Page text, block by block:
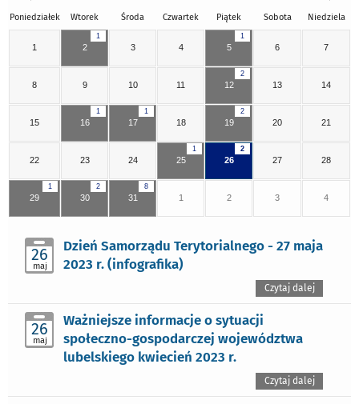
Poniedziałek Wtorek Środa Czwartek Piątek Sobota Niedziela
1
1
2 3 4
1
5 6 7
8 9 10 11
2
12 13 14
15
1
16
1
17 18
2
19 20 21
22 23 24
1
25
2
26 27 28
1
29
2
30
8
31 1 2 3 4
26
maj
Dzień Samorządu Terytorialnego - 27 maja
2023 r. (infografika)
Czytaj dalej
26
maj
Ważniejsze informacje o sytuacji
społeczno-gospodarczej województwa
lubelskiego kwiecień 2023 r.
Czytaj dalej